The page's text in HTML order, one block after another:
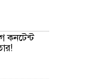
কনটেন্ট